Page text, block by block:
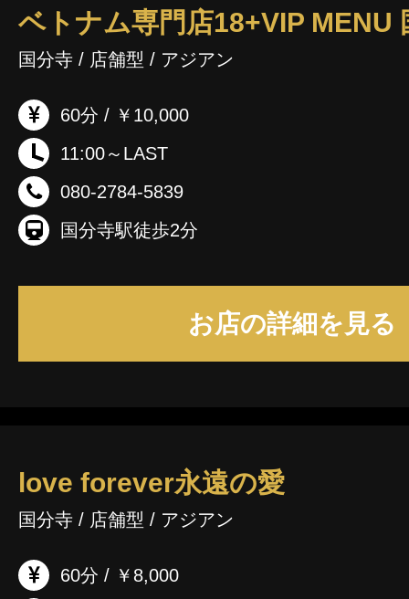
ベトナム専門店18+VIP MENU
国分寺 / 店舗型 / アジアン
60分 / ￥10,000
11:00～LAST
080-2784-5839
国分寺駅徒歩2分
お店の詳細を見る
love forever永遠の愛
国分寺 / 店舗型 / アジアン
60分 / ￥8,000